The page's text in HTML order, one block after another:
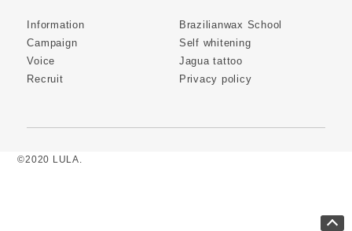
Information
Campaign
Voice
Recruit
Brazilianwax School
Self whitening
Jagua tattoo
Privacy policy
©2020 LULA.